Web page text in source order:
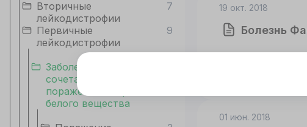
Вторичные
лейкодистрофии
7
Первичные
лейкодистрофии
9
Заболевания с
сочетанным
поражением серого и
белого вещества
19 окт. 2018
Болезнь
01 июн. 2018
Для корректной работы
данного сайта